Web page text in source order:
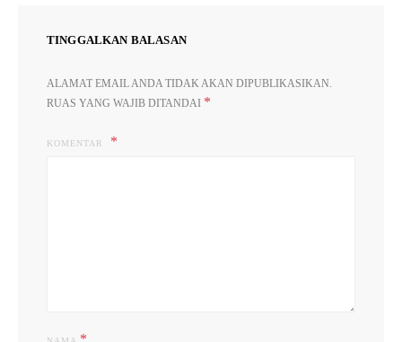
TINGGALKAN BALASAN
ALAMAT EMAIL ANDA TIDAK AKAN DIPUBLIKASIKAN.
RUAS YANG WAJIB DITANDAI *
KOMENTAR
*